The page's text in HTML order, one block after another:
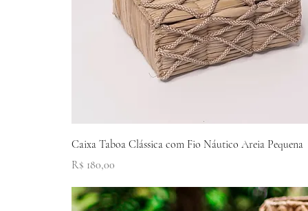
Visualização rápida
Caixa Taboa Clássica com Fio Náutico Areia Pequena
Preço
R$ 180,00